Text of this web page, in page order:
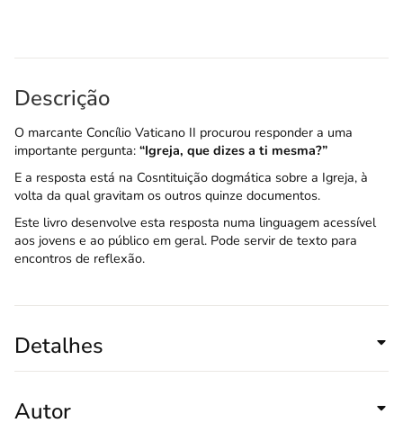
Descrição
O marcante Concílio Vaticano II procurou responder a uma
importante pergunta: “Igreja, que dizes a ti mesma?”
E a resposta está na Cosntituição dogmática sobre a Igreja, à
volta da qual gravitam os outros quinze documentos.
Este livro desenvolve esta resposta numa linguagem acessível
aos jovens e ao público em geral. Pode servir de texto para
encontros de reflexão.
Detalhes
Autor